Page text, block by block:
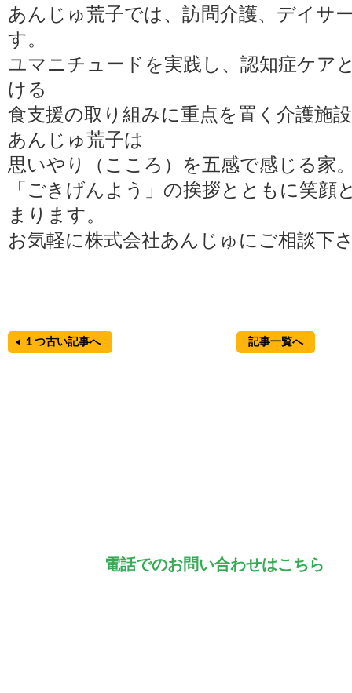
あんじゅ荒子では、訪問介護、デイサ
す。
ユマニチュードを実践し、認知症ケア
ける
食支援の取り組みに重点を置く介護施
あんじゅ荒子は
思いやり（こころ）を五感で感じる家
「ごきげんよう」の挨拶とともに笑顔
まります。
お気軽に株式会社あんじゅにご相談下
１つ古い記事へ 記事一覧へ
電話でのお問い合わせはこちら